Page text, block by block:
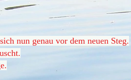
nun genau vor dem neuen Steg.